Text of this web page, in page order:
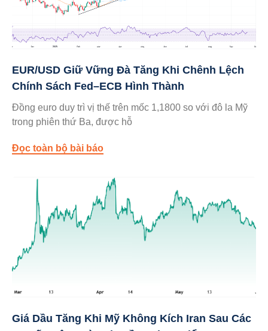
EUR/USD Giữ Vững Đà Tăng Khi Chênh Lệch
Chính Sách Fed–ECB Hình Thành
Đồng euro duy trì vị thế trên mốc 1,1800 so với đô la Mỹ
trong phiên thứ Ba, được hỗ
Đọc toàn bộ bài báo
Giá Dầu Tăng Khi Mỹ Không Kích Iran Sau Các